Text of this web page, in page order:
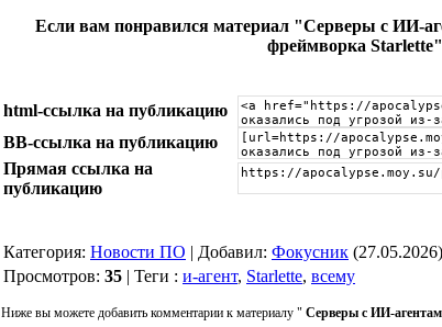
Если вам понравился материал "Серверы с ИИ-
фреймворка
html-cсылка на публикацию
BB-cсылка на публикацию
Прямая ссылка на
публикацию
Категория: Новости ПО | Добавил: Фокусник (27.05.2026)
Просмотров: 35 | Теги : и-агент, Starlette, всему
Ниже вы можете добавить комментарии к материалу " Серверы с ИИ-